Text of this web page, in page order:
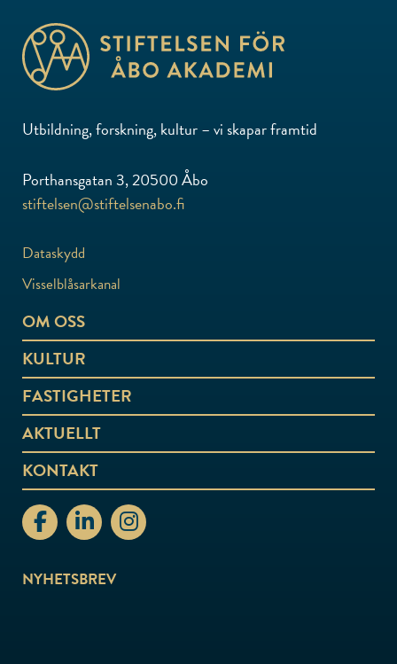
Utbildning, forskning, kultur – vi skapar framtid
Porthansgatan 3, 20500 Åbo
stiftelsen@stiftelsenabo.fi
Dataskydd
Visselblåsarkanal
OM OSS
KULTUR
FASTIGHETER
AKTUELLT
KONTAKT
stiftelsenabo Facebook
stiftelsenabo Linkedin
stiftelsenabo Instagram
NYHETSBREV